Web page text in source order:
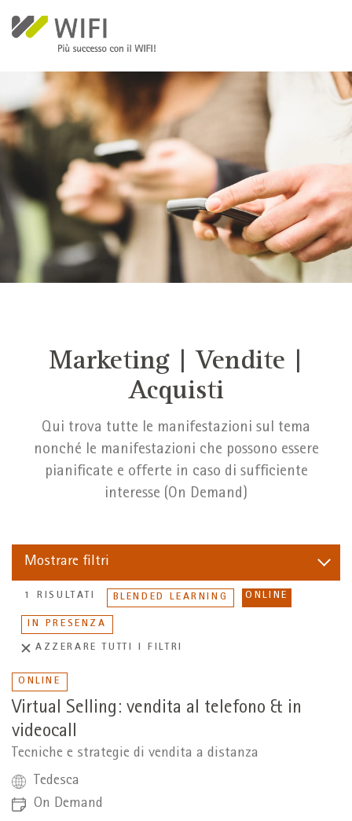
Marketing | Vendite |
Acquisti
Qui trova tutte le manifestazioni sul tema
nonché le manifestazioni che possono essere
pianificate e offerte in caso di sufficiente
interesse (On Demand)
Mostrare filtri
1 RISULTATI BLENDED LEARNING ONLINE
IN PRESENZA
AZZERARE TUTTI I FILTRI
ONLINE
Virtual Selling: vendita al telefono & in
videocall
Tecniche e strategie di vendita a distanza
Tedesca
On Demand